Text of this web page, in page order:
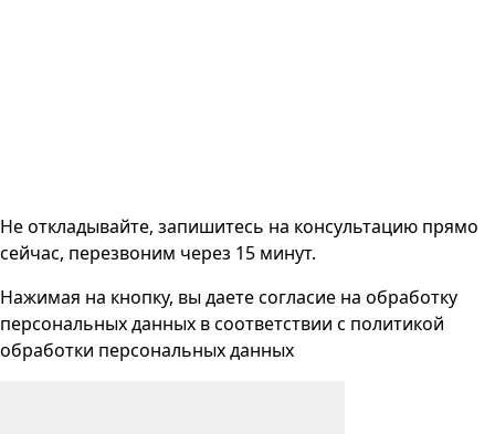
Не откладывайте, запишитесь на консультацию прямо
сейчас, перезвоним через 15 минут.
Нажимая на кнопку, вы даете согласие на обработку
персональных данных в соответствии с политикой
обработки персональных данных